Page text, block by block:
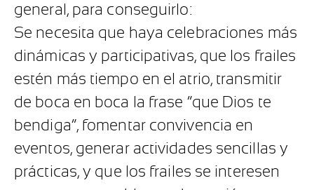
general, para conseguirlo:
Se necesita que haya celebraciones más
dinámicas y participativas, que los frailes
estén más tiempo en el atrio, transmitir
de boca en boca la frase “que Dios te
bendiga”, fomentar convivencia en
eventos, generar actividades sencillas y
prácticas, y que los frailes se interesen